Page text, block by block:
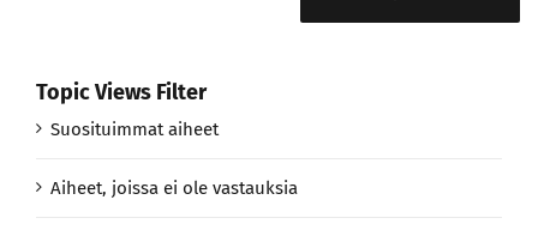
Topic Views Filter
Suosituimmat aiheet
Aiheet, joissa ei ole vastauksia